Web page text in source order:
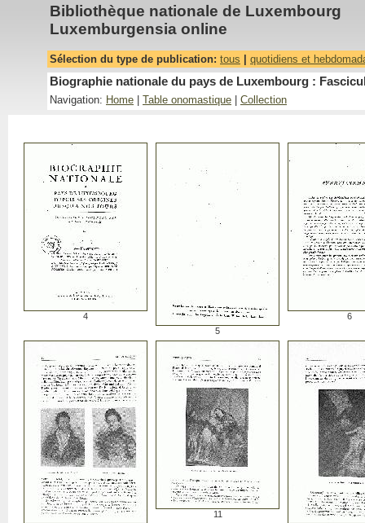
Bibliothèque nationale de Luxembourg
Luxemburgensia online
Sélection du type de publication: tous quotidiens et
Biographie nationale du pays de Luxembourg :
Navigation: Home Table onomastique Collection
4
5
6
11